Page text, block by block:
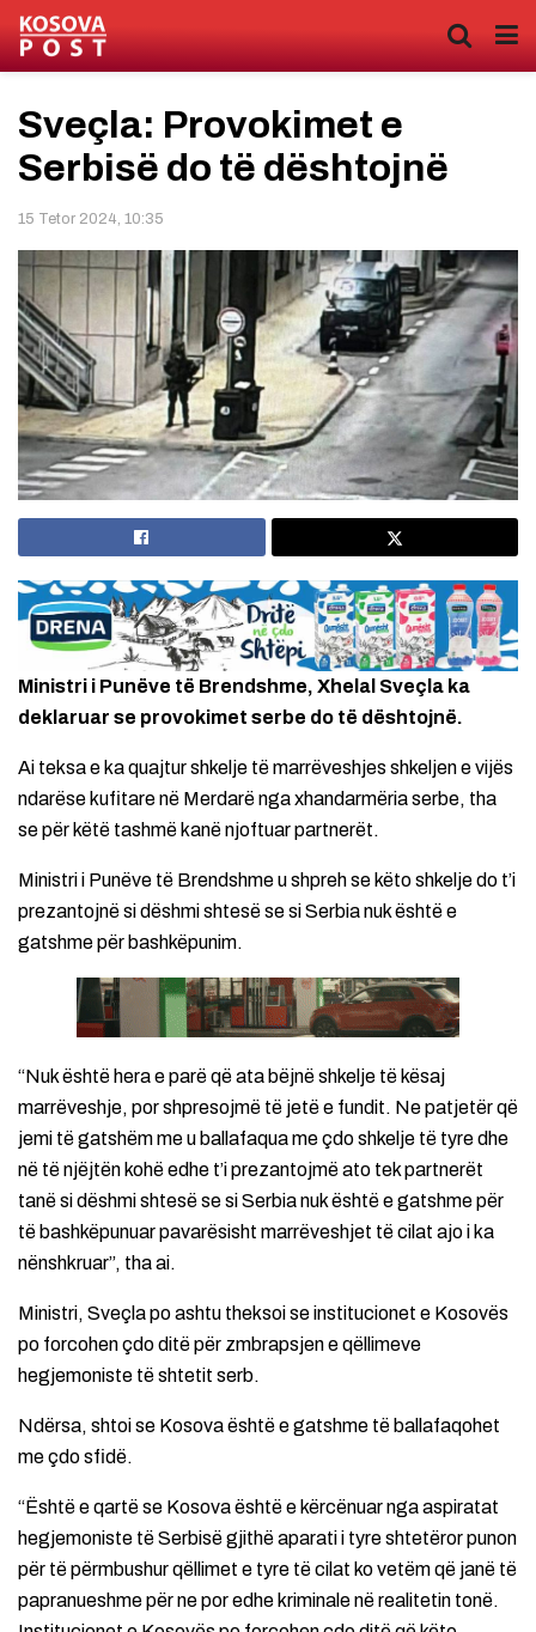
Sveçla: Provokimet e
Serbisë do të dështojnë
15 Tetor 2024, 10:35
Ministri i Punëve të Brendshme, Xhelal Sveçla ka
deklaruar se provokimet serbe do të dështojnë.
Ai teksa e ka quajtur shkelje të marrëveshjes shkeljen e vijës
ndarëse kufitare në Merdarë nga xhandarmëria serbe, tha
se për këtë tashmë kanë njoftuar partnerët.
Ministri i Punëve të Brendshme u shpreh se këto shkelje do t’i
prezantojnë si dëshmi shtesë se si Serbia nuk është e
gatshme për bashkëpunim.
“Nuk është hera e parë që ata bëjnë shkelje të kësaj
marrëveshje, por shpresojmë të jetë e fundit. Ne patjetër që
jemi të gatshëm me u ballafaqua me çdo shkelje të tyre dhe
në të njëjtën kohë edhe t’i prezantojmë ato tek partnerët
tanë si dëshmi shtesë se si Serbia nuk është e gatshme për
të bashkëpunuar pavarësisht marrëveshjet të cilat ajo i ka
nënshkruar”, tha ai.
Ministri, Sveçla po ashtu theksoi se institucionet e Kosovës
po forcohen çdo ditë për zmbrapsjen e qëllimeve
hegjemoniste të shtetit serb.
Ndërsa, shtoi se Kosova është e gatshme të ballafaqohet
me çdo sfidë.
“Është e qartë se Kosova është e kërcënuar nga aspiratat
hegjemoniste të Serbisë gjithë aparati i tyre shtetëror punon
për të përmbushur qëllimet e tyre të cilat ko vetëm që janë të
papranueshme për ne por edhe kriminale në realitetin tonë.